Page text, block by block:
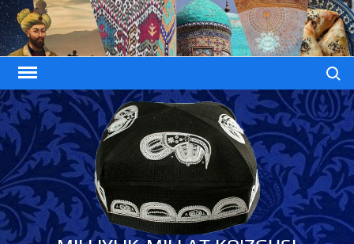
Skip
to
content